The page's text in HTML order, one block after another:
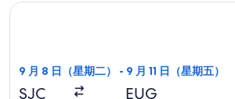
9 月 8 日（星期二） - 9 月 11 日（星期五）
SJC EUG
选择阿拉斯加航空航班，9 月 8 日（星